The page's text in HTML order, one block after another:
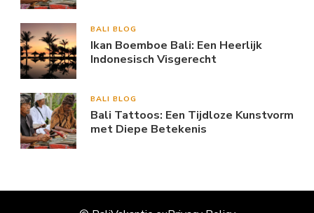
BALI BLOG
Ikan Boemboe Bali: Een Heerlijk
Indonesisch Visgerecht
BALI BLOG
Bali Tattoos: Een Tijdloze Kunstvorm
met Diepe Betekenis